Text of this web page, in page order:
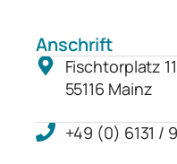
Anschrift
Fischtorplatz 11
55116 Mainz
+49 (0) 6131 /